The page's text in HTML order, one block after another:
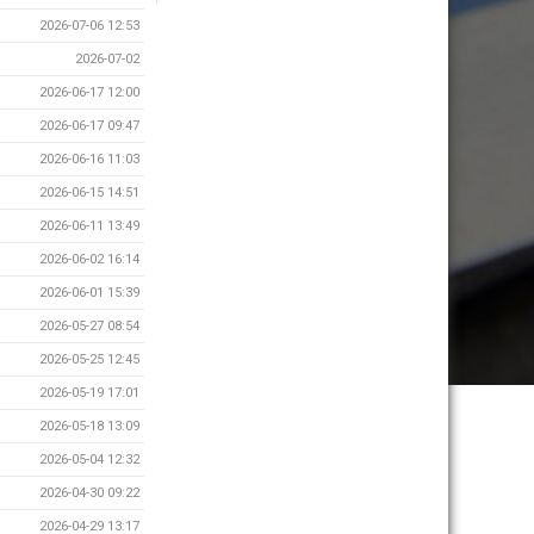
2026-07-06 12:53
2026-07-02
2026-06-17 12:00
2026-06-17 09:47
2026-06-16 11:03
2026-06-15 14:51
2026-06-11 13:49
2026-06-02 16:14
2026-06-01 15:39
2026-05-27 08:54
2026-05-25 12:45
2026-05-19 17:01
2026-05-18 13:09
2026-05-04 12:32
2026-04-30 09:22
2026-04-29 13:17